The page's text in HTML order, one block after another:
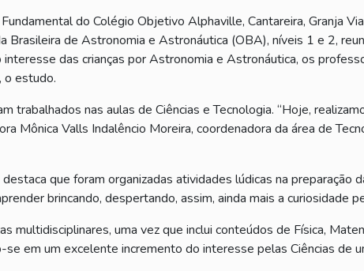
do Colégio Objetivo Alphaville, Cantareira, Granja
Brasileira de Astronomia e Astronáutica (OBA), níveis 1 e 2,
das crianças por Astronomia e Astronáutica, os
o estudo.
trabalhados nas aulas de Ciências e Tecnologia. “Hoje,
Mônica Valls Indalêncio Moreira, coordenadora da área de
que foram organizadas atividades lúdicas na preparação
brincando, despertando, assim, ainda mais a curiosidade
multidisciplinares, uma vez que inclui conteúdos de Física,
em um excelente incremento do interesse pelas Ciências de